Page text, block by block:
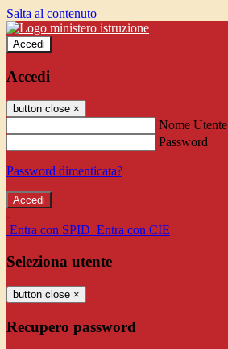
Salta al contenuto
Accedi
Accedi
button close ×
Nome Utente
Password
Password dimenticata?
-
Entra con SPID Entra con CIE
Seleziona utente
button close ×
Recupero password